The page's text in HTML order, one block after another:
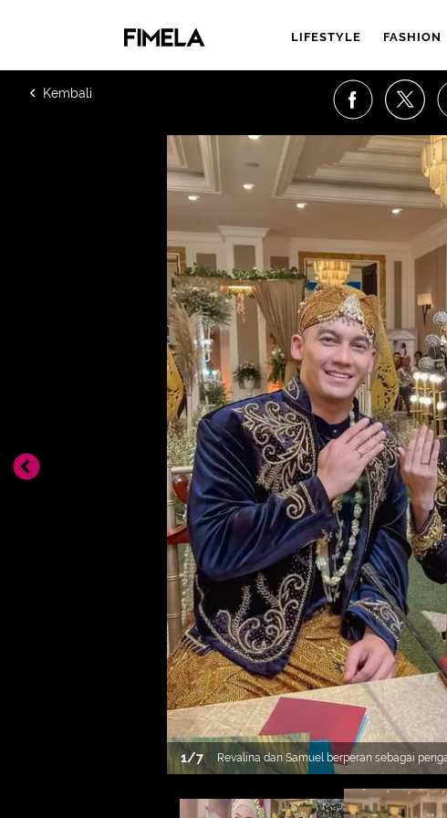
LIFESTYLE FASHION
1/7
Revalina dan Samuel berperan sebagai
Jawa. Terlihat dari baju adat yang mereka